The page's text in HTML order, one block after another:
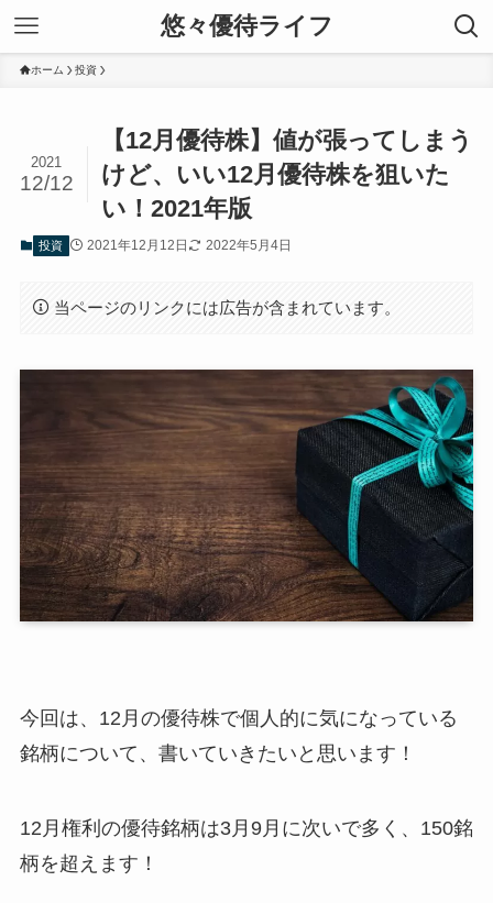
悠々優待ライフ
ホーム 投資
【12月優待株】値が張ってしまう
けど、いい12月優待株を狙いた
い！2021年版
2021
12/12
投資 2021年12月12日 2022年5月4日
当ページのリンクには広告が含まれています。
今回は、12月の優待株で個人的に気になっている
銘柄について、書いていきたいと思います！
12月権利の優待銘柄は3月9月に次いで多く、150銘
柄を超えます！